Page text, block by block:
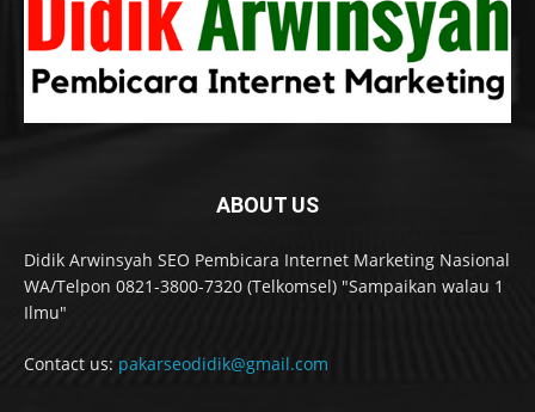
ABOUT US
Didik Arwinsyah SEO Pembicara Internet Marketing Nasional
WA/Telpon 0821-3800-7320 (Telkomsel) "Sampaikan walau 1
Ilmu"
Contact us: pakarseodidik@gmail.com